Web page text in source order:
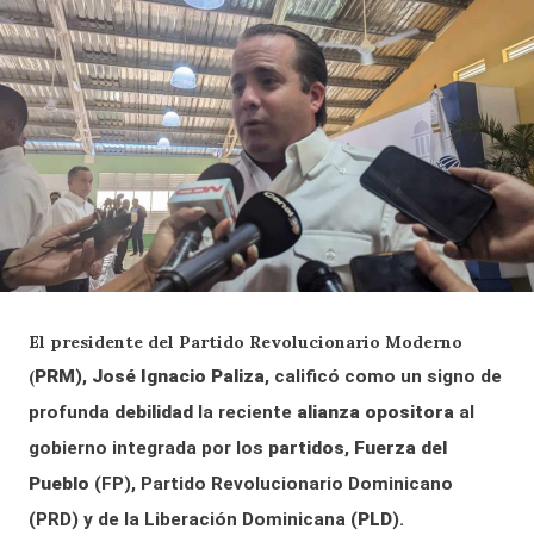
El presidente del Partido Revolucionario Moderno
(PRM), José Ignacio Paliza, calificó como un signo de
profunda debilidad la reciente alianza opositora al
gobierno integrada por los partidos, Fuerza del
Pueblo (FP), Partido Revolucionario Dominicano
(PRD) y de la Liberación Dominicana (PLD).